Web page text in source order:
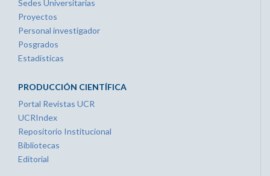
Sedes Universitarias
Proyectos
Personal investigador
Posgrados
Estadísticas
PRODUCCIÓN CIENTÍFICA
Portal Revistas UCR
UCRIndex
Repositorio Institucional
Bibliotecas
Editorial